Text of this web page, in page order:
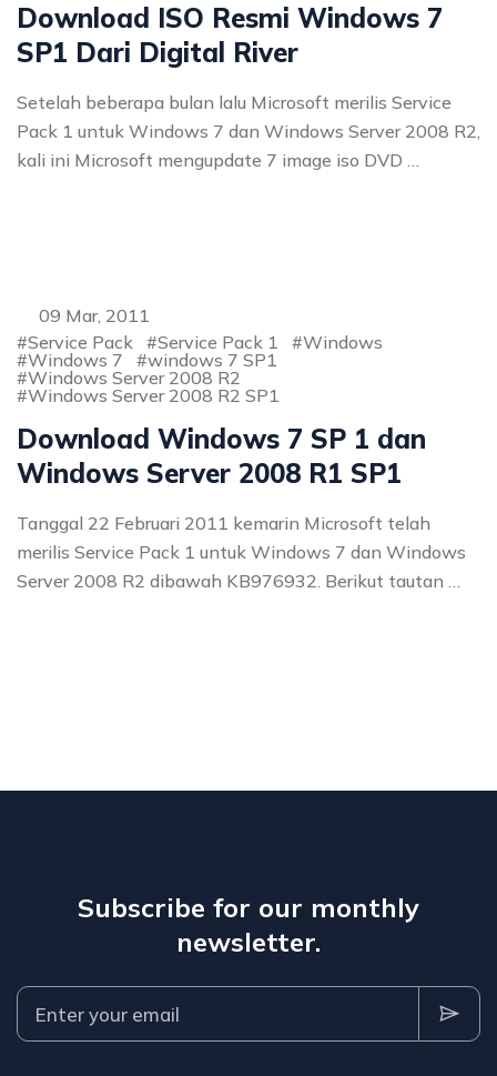
Download ISO Resmi Windows 7
SP1 Dari Digital River
Setelah beberapa bulan lalu Microsoft merilis Service
Pack 1 untuk Windows 7 dan Windows Server 2008 R2,
kali ini Microsoft mengupdate 7 image iso DVD …
09 Mar, 2011
Service Pack
Service Pack 1
Windows
Windows 7
windows 7 SP1
Windows Server 2008 R2
Windows Server 2008 R2 SP1
Download Windows 7 SP 1 dan
Windows Server 2008 R1 SP1
Tanggal 22 Februari 2011 kemarin Microsoft telah
merilis Service Pack 1 untuk Windows 7 dan Windows
Server 2008 R2 dibawah KB976932. Berikut tautan …
Subscribe for our monthly
newsletter.